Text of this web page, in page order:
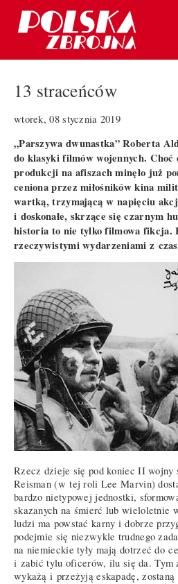
13 straceńców
wtorek, 08 stycznia 2019
„Parszywa dwunastka” Roberta
do klasyki filmów wojennych. Choć
produkcji na afiszach minęło już
ceniona przez miłośników kina
wartką, trzymającą w napięciu
i doskonałe, skrzące się czarnym
historia to nie tylko filmowa fikcja.
rzeczywistymi wydarzeniami z
Rzecz dzieje się pod koniec II
Reisman (w tej roli Lee Marvin)
bardzo nietypowej jednostki,
skazanych na śmierć lub wieloletnie
ludzi ma powstać karny i dobrze
podejmie się niezwykle trudnego
na niemieckie tyły mają dotrzeć do
i zabić tylu oficerów, ilu się da. Tym
wykażą i przeżyją eskapadę,